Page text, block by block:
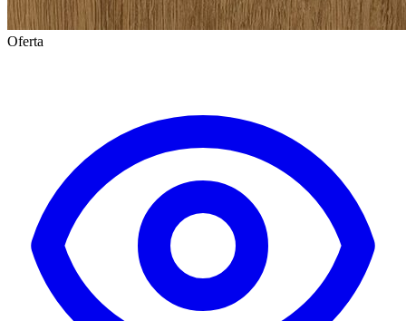
Oferta